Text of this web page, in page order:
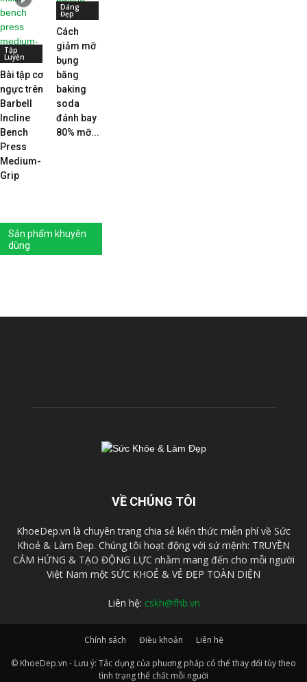
Tập
Luyện
Bài tập cơ
ngực trên
Barbell
Incline
Bench
Press
Medium-
Grip
Dáng
Đẹp
Cách
giảm mỡ
bụng
bằng
baking
soda
đánh bay
80% mỡ...
Sản phẩm khuyên
dùng
VỀ CHÚNG TÔI
KhoeDep.vn là chuyên trang chia sẻ kiến thức miễn phí về Sức
Khoẻ & Làm Đẹp. Chúng tôi hoạt động với sứ mệnh: TRUYỀN
CẢM HỨNG & TẠO ĐỘNG LỰC nhằm mang đến cho mỗi người
Việt Nam một SỨC KHOẺ & VẺ ĐẸP TOÀN DIỆN
Liên hệ: cskh@fhb.vn
Chính sách Điều khoản
Liên hệ
© KhoeDep.vn - Lưu ý: Tác dụng của phuơng pháp có thể thay đổi tùy theo
tình trạng thể chất mỗi nguời